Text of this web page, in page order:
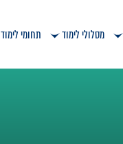
מסלולי לימוד תחומי לימוד